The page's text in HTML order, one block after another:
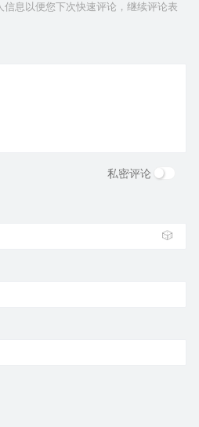
息以便您下次快速评论，继续评论表
私密评论
🎲